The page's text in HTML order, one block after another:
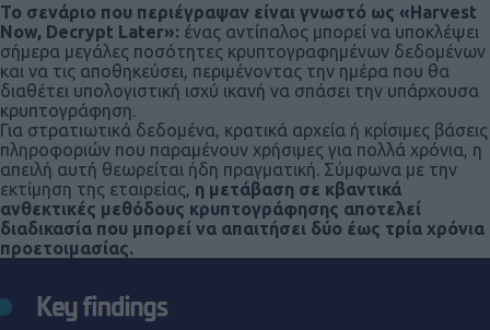
Το σενάριο που περιέγραψαν είναι γνωστό ως «Harvest
Now, Decrypt Later»: ένας αντίπαλος μπορεί να υποκλέψει
σήμερα μεγάλες ποσότητες κρυπτογραφημένων δεδομένων
και να τις αποθηκεύσει, περιμένοντας την ημέρα που θα
διαθέτει υπολογιστική ισχύ ικανή να σπάσει την υπάρχουσα
κρυπτογράφηση.
Για στρατιωτικά δεδομένα, κρατικά αρχεία ή κρίσιμες βάσεις
πληροφοριών που παραμένουν χρήσιμες για πολλά χρόνια, η
απειλή αυτή θεωρείται ήδη πραγματική. Σύμφωνα με την
εκτίμηση της εταιρείας, η μετάβαση σε κβαντικά
ανθεκτικές μεθόδους κρυπτογράφησης αποτελεί
διαδικασία που μπορεί να απαιτήσει δύο έως τρία χρόνια
προετοιμασίας.